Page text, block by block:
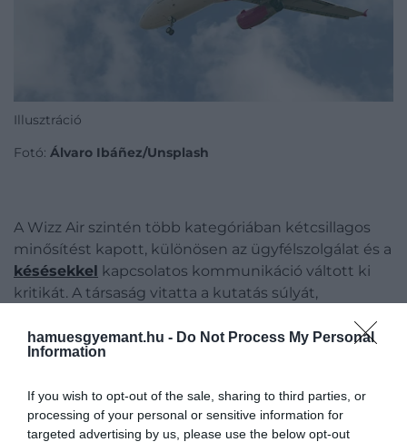
hamuesgyemant.hu - Do Not Process My Personal
Information
If you wish to opt-out of the sale, sharing to third parties, or
processing of your personal or sensitive information for
targeted advertising by us, please use the below opt-out
Illusztráció
Fotó: Álvaro Ibáñez/Unsplash
A Wizz Air szintén több kategóriában kétcsillagos
minősítést kapott, különösen az ügyfélszolgálat és a
késésekkel kapcsolatos kommunikáció váltott ki
kritikát. A társaság vitatta a kutatás súlyát,
százalékos járatteljesítési arányt ért el, és 2024
októbere óta javult az ügyfél-elégedettségi
Ez is érdekelhet!